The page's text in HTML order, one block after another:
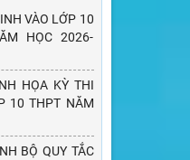
VÀO LỚP 10
HỌC 2026-
HỌA KỲ THI
10 THPT NĂM
BỘ QUY TẮC